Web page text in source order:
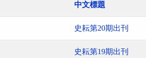
中文標題
史耘第20期出刊
史耘第19期出刊